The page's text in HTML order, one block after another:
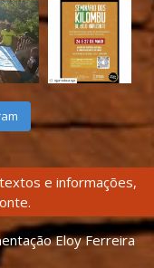
e informações,
Eloy Ferreira